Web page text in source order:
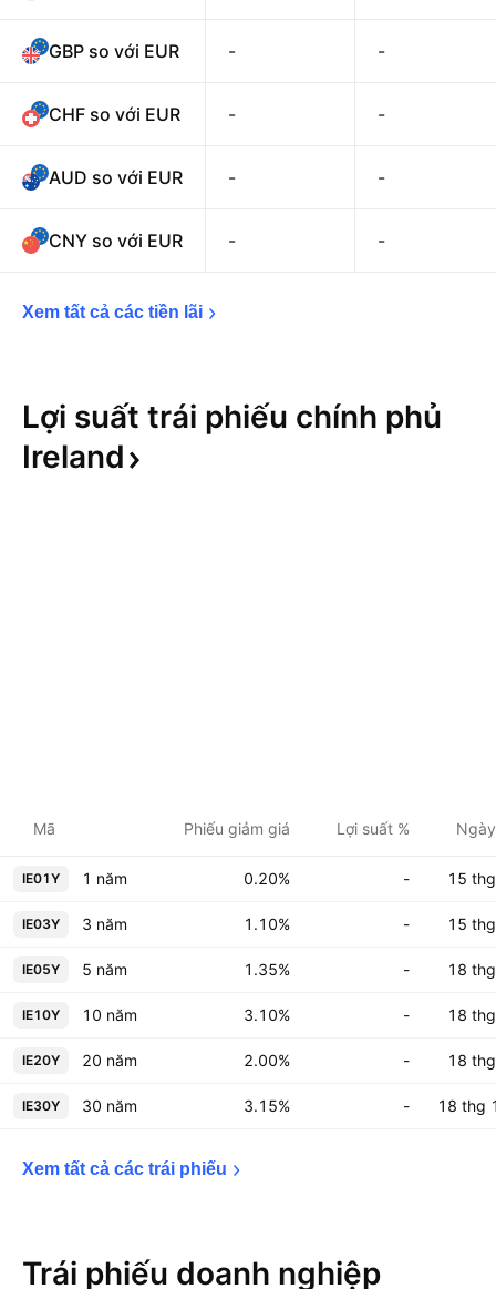
GBP so với EUR - -
CHF so với EUR - -
AUD so với EUR - -
CNY so với EUR - -
Xem tất cả các tiền lãi
Lợi suất trái phiếu chính phủ
Ireland
Mã Phiếu giảm giá Lợi suất %
IE01Y 1 năm 0.20% - 15
IE03Y 3 năm 1.10% - 15
IE05Y 5 năm 1.35% - 18
IE10Y 10 năm 3.10% - 18
IE20Y 20 năm 2.00% - 18
IE30Y 30 năm 3.15% - 18 thg
Xem tất cả các trái phiếu
Trái phiếu doanh nghiệp